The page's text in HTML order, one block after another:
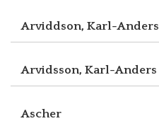
Arviddson, Karl-Anders
Arvidsson, Karl-Anders
Ascher